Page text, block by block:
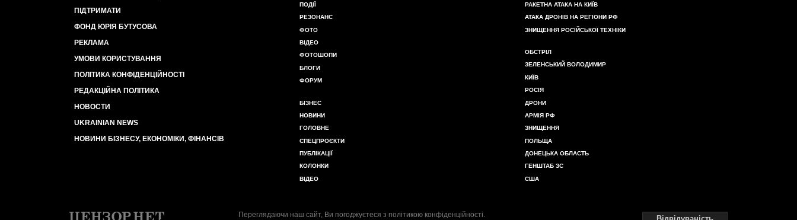
ПІДТРИМАТИ
ФОНД ЮРІЯ БУТУСОВА
РЕКЛАМА
УМОВИ КОРИСТУВАННЯ
ПОЛІТИКА КОНФІДЕНЦІЙНОСТІ
РЕДАКЦІЙНА ПОЛІТИКА
НОВОСТИ
UKRAINIAN NEWS
НОВИНИ БІЗНЕСУ, ЕКОНОМІКИ, ФІНАНСІВ
ПОДІЇ
РЕЗОНАНС
ФОТО
ВІДЕО
ФОТОШОПИ
БЛОГИ
ФОРУМ
БІЗНЕС
НОВИНИ
ГОЛОВНЕ
СПЕЦПРОЄКТИ
ПУБЛІКАЦІЇ
КОЛОНКИ
ВІДЕО
РАКЕТНА АТАКА НА КИЇВ
АТАКА ДРОНІВ НА РЕГІОНИ РФ
ЗНИЩЕННЯ РОСІЙСЬКОЇ ТЕХНІКИ
ОБСТРІЛ
ЗЕЛЕНСЬКИЙ ВОЛОДИМИР
КИЇВ
РОСІЯ
ДРОНИ
АРМІЯ РФ
ЗНИЩЕННЯ
ПОЛЬЩА
ДОНЕЦЬКА ОБЛАСТЬ
ГЕНШТАБ ЗС
США
Переглядаючи наш сайт, Ви погоджуєтеся з політикою конфіденційності.